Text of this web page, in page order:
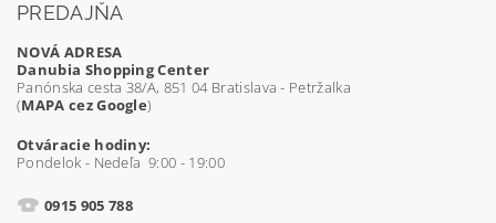
PREDAJŇA
NOVÁ ADRESA
Danubia Shopping Center
Panónska cesta 38/A, 851 04 Bratislava - Petržalka
(MAPA cez Google)
Otváracie hodiny:
Pondelok - Nedeľa 9:00 - 19:00
0915 905 788